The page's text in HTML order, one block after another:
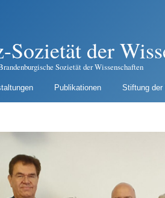
der
Sozietät der Wissenschaften
Publikationen Stiftung der